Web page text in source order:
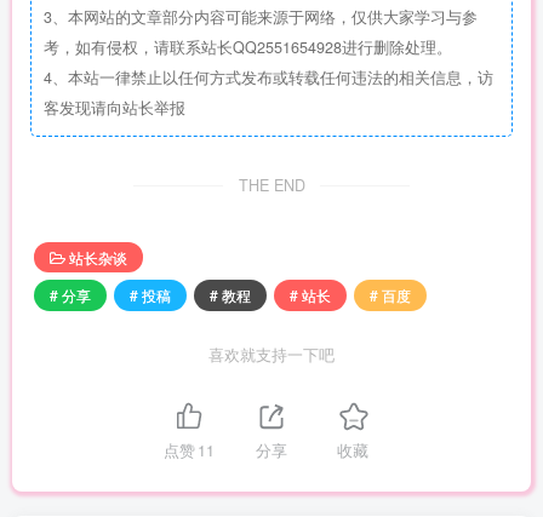
3、本网站的文章部分内容可能来源于网络，仅供大家学习与参
考，如有侵权，请联系站长QQ2551654928进行删除处理。
4、本站一律禁止以任何方式发布或转载任何违法的相关信息，访
客发现请向站长举报
THE END
站长杂谈
# 分享
# 投稿 # 教程 # 站长 # 百度
喜欢就支持一下吧
点赞11 分享 收藏